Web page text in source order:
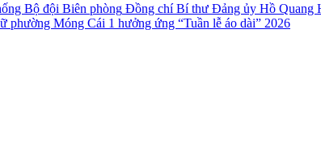
Đồng chí Bí thư Đảng ủy Hồ Quang
phường Móng Cái 1 hưởng ứng “Tuần lễ áo dài” 2026